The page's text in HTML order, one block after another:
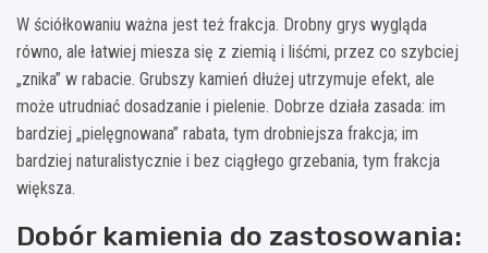
W ściółkowaniu ważna jest też frakcja. Drobny grys wygląda
równo, ale łatwiej miesza się z ziemią i liśćmi, przez co szybciej
„znika” w rabacie. Grubszy kamień dłużej utrzymuje efekt, ale
może utrudniać dosadzanie i pielenie. Dobrze działa zasada: im
bardziej „pielęgnowana” rabata, tym drobniejsza frakcja; im
bardziej naturalistycznie i bez ciągłego grzebania, tym frakcja
większa.
Dobór kamienia do zastosowania: